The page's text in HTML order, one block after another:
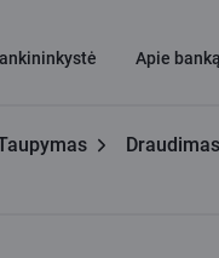
Apie
Draudimas
nurodymų pateikimo ir